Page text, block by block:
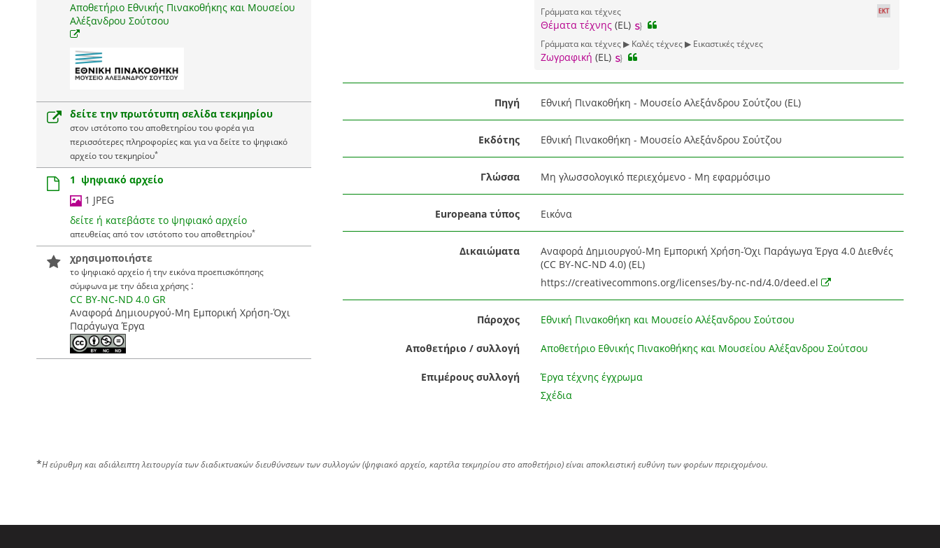
Αποθετήριο Εθνικής Πινακοθήκης και Μουσείου
Αλέξανδρου Σούτσου
δείτε την πρωτότυπη σελίδα τεκμηρίου
στον ιστότοπο του αποθετηρίου του φορέα για
περισσότερες πληροφορίες και για να δείτε το ψηφιακό
αρχείο του τεκμηρίου*
1 ψηφιακό αρχείο
1 JPEG
δείτε ή κατεβάστε το ψηφιακό αρχείο
απευθείας από τον ιστότοπο του αποθετηρίου*
χρησιμοποιήστε
το ψηφιακό αρχείο ή την εικόνα προεπισκόπησης
σύμφωνα με την άδεια χρήσης :
CC BY-NC-ND 4.0 GR
Αναφορά Δημιουργού-Μη Εμπορική Χρήση-Όχι
Παράγωγα Έργα
Γράμματα και τέχνες
Θέματα τέχνης(EL)
Γράμματα και τέχνες ▶ Καλές τέχνες ▶ Εικαστικές τέχνες
Ζωγραφική (EL)
Πηγή Εθνική Πινακοθήκη - Μουσείο Αλεξάνδρου Σούτζου (EL)
Εκδότης Εθνική Πινακοθήκη - Μουσείο Αλεξάνδρου Σούτζου
Γλώσσα Μη γλωσσολογικό περιεχόμενο - Μη εφαρμόσιμο
Europeana τύπος Εικόνα
Δικαιώματα
Αναφορά Δημιουργού-Μη Εμπορική Χρήση-Όχι Παράγωγα Έργα 4.0 Διεθνές
(CC BY-NC-ND 4.0) (EL)
https://creativecommons.org/licenses/by-nc-nd/4.0/deed.el
Πάροχος Εθνική Πινακοθήκη και Μουσείο Αλέξανδρου Σούτσου
Αποθετήριο / συλλογή Αποθετήριο Εθνικής Πινακοθήκης και Μουσείου Αλέξανδρου Σούτσου
Επιμέρους συλλογή
Έργα τέχνης έγχρωμα
Σχέδια
*Η εύρυθμη και αδιάλειπτη λειτουργία των διαδικτυακών διευθύνσεων των συλλογών (ψηφιακό αρχείο, καρτέλα τεκμηρίου στο αποθετήριο) είναι αποκλειστική ευθύνη των φορέων περιεχομένου.